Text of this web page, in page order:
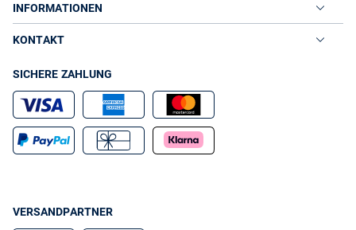
INFORMATIONEN
KONTAKT
SICHERE ZAHLUNG
VERSANDPARTNER